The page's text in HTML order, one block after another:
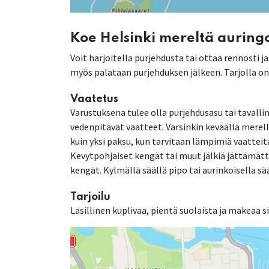
Koe Helsinki mereltä
Voit harjoitella purjehdusta tai ottaa rennosti
myös palataan purjehduksen jälkeen. Tarjolla
Vaatetus
Varustuksena tulee olla purjehdusasu tai
vedenpitävät vaatteet. Varsinkin keväällä
kuin yksi paksu, kun tarvitaan lämpimiä
Kevytpohjaiset kengät tai muut jälkiä
kengät. Kylmällä säällä pipo tai aurinkoisella
Tarjoilu
Lasillinen kuplivaa, pientä suolaista ja makeaa